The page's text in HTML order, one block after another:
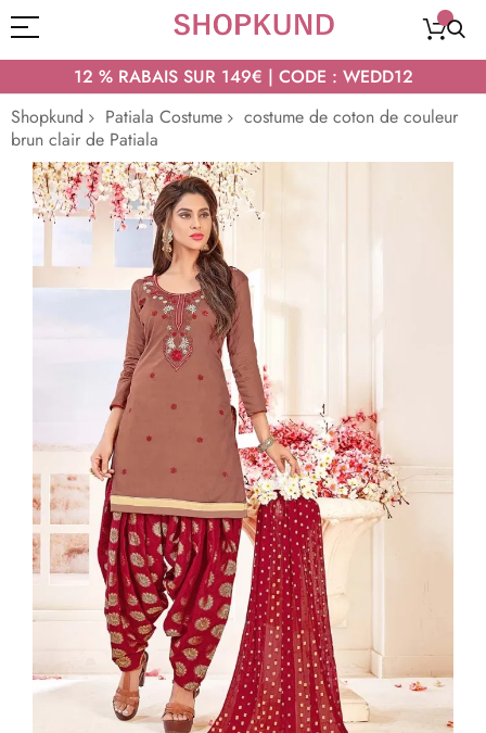
12 % RABAIS SUR 149€ | CODE : WEDD12
Shopkund
Patiala Costume
costume de coton de couleur
brun clair de Patiala
Passer
à
la
fin
la